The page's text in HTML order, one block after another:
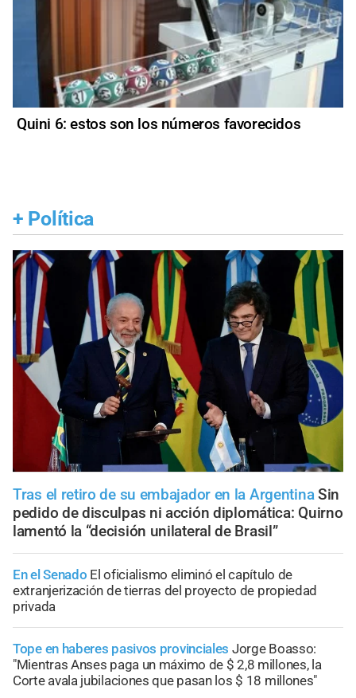
Quini 6: estos son los números favorecidos
+ Política
Tras el retiro de su embajador en la Argentina Sin
pedido de disculpas ni acción diplomática: Quirno
lamentó la “decisión unilateral de Brasil”
En el Senado El oficialismo eliminó el capítulo de
extranjerización de tierras del proyecto de propiedad
privada
Tope en haberes pasivos provinciales Jorge Boasso:
"Mientras Anses paga un máximo de $ 2,8 millones, la
Corte avala jubilaciones que pasan los $ 18 millones"